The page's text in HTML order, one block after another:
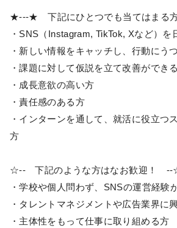
★---★ 下記にひとつでも当てはま
・SNS（Instagram, TikTok, Xなど）を
・新しい情報をキャッチし、行動にう
・課題に対して仮説を立て改善ができ
・成長意欲の高い方
・責任感のある方
・インターンを通して、就活に役立つ
方
☆-- 下記のような方はなお歓迎！ --
・学校や個人問わず、SNSの運営経験
・タレントマネジメントや広告業界に
・主体性をもって仕事に取り組める方